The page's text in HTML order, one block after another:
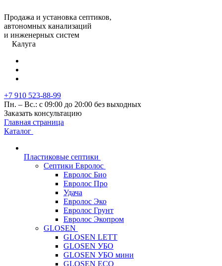
Продажа и установка септиков,
автономных канализаций
и инженерных систем
Калуга
+7 910 523-88-99
Пн. – Вс.: с 09:00 до 20:00 без выходных
Заказать консультацию
Главная страница
Каталог
Пластиковые септики
Септики Евролос
Евролос Био
Евролос Про
Удача
Евролос Эко
Евролос Грунт
Евролос Экопром
GLOSEN
GLOSEN LETT
GLOSEN УБО
GLOSEN УБО мини
GLOSEN ECO